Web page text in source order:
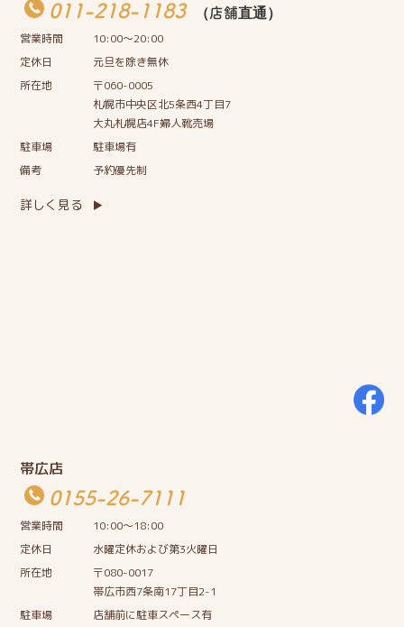
011-218-1183
（店舗直通）
営業時間
10:00〜20:00
定休日
元旦を除き無休
所在地
〒060-0005
札幌市中央区北5条西4丁目7
大丸札幌店4F婦人靴売場
駐車場
駐車場有
備考
予約優先制
詳しく見る
帯広店
0155-26-7111
営業時間
10:00〜18:00
定休日
水曜定休および第3火曜日
所在地
〒080-0017
帯広市西7条南17丁目2-1
駐車場
店舗前に駐車スペース有